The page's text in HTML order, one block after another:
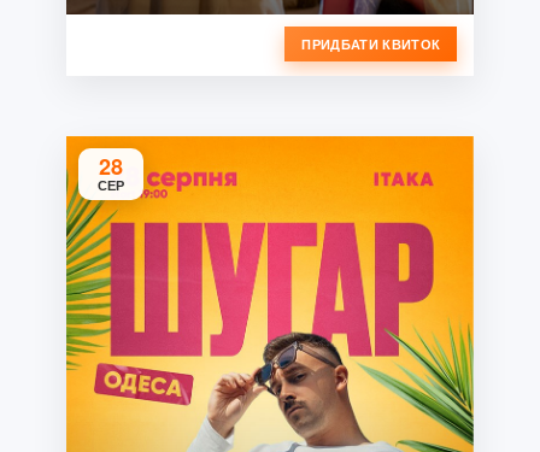
ПРИДБАТИ КВИТОК
28
СЕР